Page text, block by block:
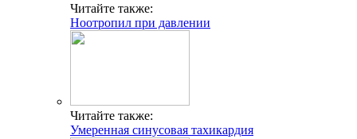
Читайте также:
Ноотропил при давлении
Читайте также:
Умеренная синусовая тахикардия